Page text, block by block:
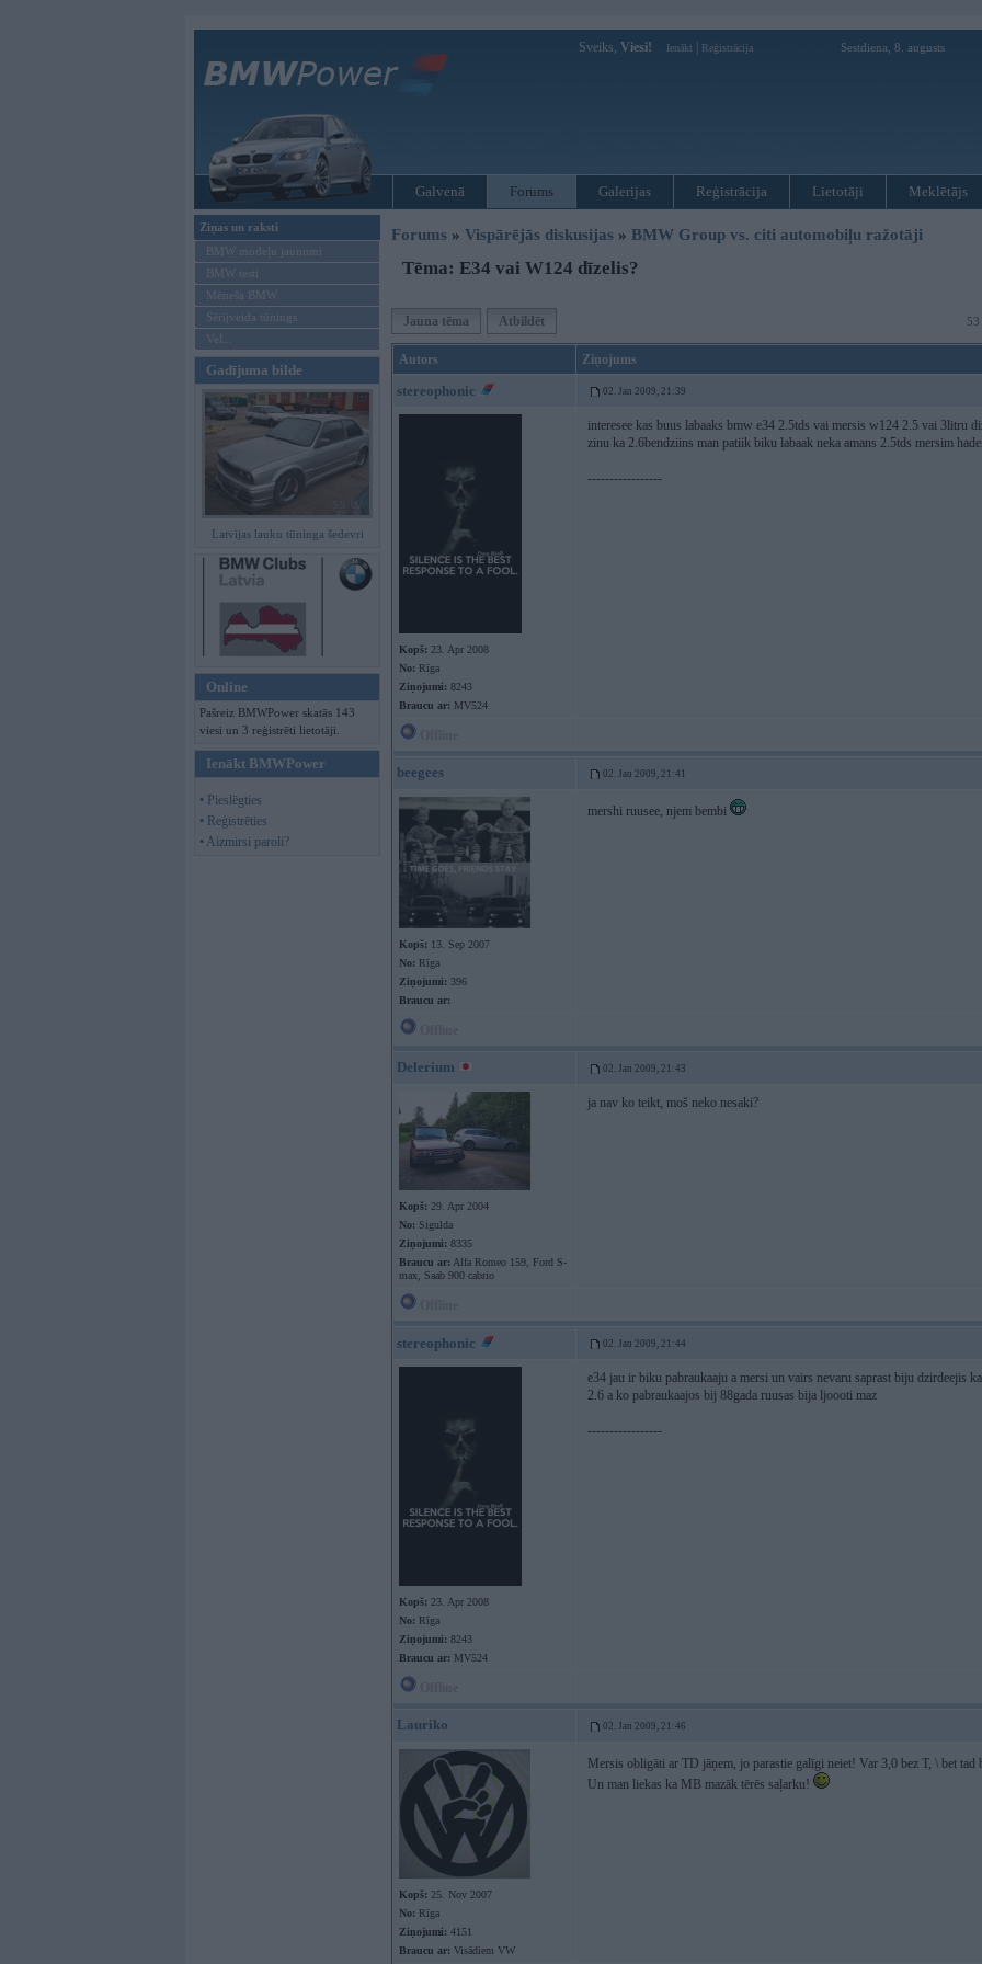
Sveiks, Viesi! Ienākt Reģistrācija Sestdiena, 8. augusts
Galvenā Forums Galerijas Reģistrācija Lietotāji Meklētājs
Ziņas un raksti
BMW modeļu jaunumi
BMW testi
Mēneša BMW
Sērijveida tūnings
Vel...
Gadījuma bilde
Latvijas lauku tūninga šedevri
Online
Pašreiz BMWPower skatās 143
viesi un 3 reģistrēti lietotāji.
Ienākt BMWPower
• Pieslēgties
• Reģistrēties
• Aizmirsi paroli?
Forums » Vispārējās diskusijas » BMW Group vs. citi automobiļu ražotāji
Tēma: E34 vai W124 dīzelis?
Jauna tēma Atbildēt
Autors Ziņojums
stereophonic 02. Jan 2009, 21:39
Kopš: 23. Apr 2008
No: Rīga
Ziņojumi: 8243
Braucu ar: MV524
interesee kas buus labaaks bmw e34 2.5tds vai mersis w124 2.5 vai 3litru
zinu ka 2.6bendziins man patiik biku labaak neka amans 2.5tds mersim
-----------------
beegees 02. Jan 2009, 21:41
Kopš: 13. Sep 2007
No: Rīga
Ziņojumi: 396
Braucu ar:
mershi ruusee, njem bembi
Delerium 02. Jan 2009, 21:43
Kopš: 29. Apr 2004
No: Sigulda
Ziņojumi: 8335
Braucu ar: Alfa Romeo 159, Ford S-
max, Saab 900 cabrio
ja nav ko teikt, moš neko nesaki?
stereophonic 02. Jan 2009, 21:44
Kopš: 23. Apr 2008
No: Rīga
Ziņojumi: 8243
Braucu ar: MV524
e34 jau ir biku pabraukaaju a mersi un vairs nevaru saprast biju dzirdeejis
2.6 a ko pabraukaajos bij 88gada ruusas bija ljoooti maz
-----------------
Lauriko 02. Jan 2009, 21:46
Kopš: 25. Nov 2007
No: Rīga
Ziņojumi: 4151
Braucu ar: Visādiem VW
Mersis obligāti ar TD jāņem, jo parastie galīgi neiet! Var 3,0 bez T, \ bet tad
Un man liekas ka MB mazāk tērēs saļarku!